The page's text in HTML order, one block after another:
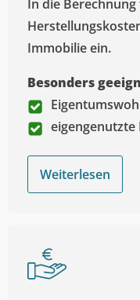
In die
Immobilie ein.
Besonders
eigengenutzte
Weiterlesen